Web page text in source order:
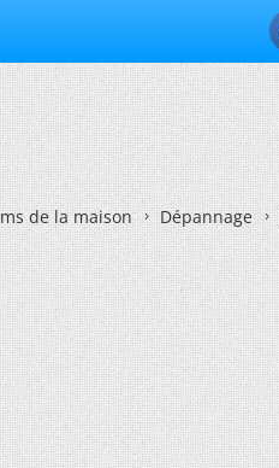
de la maison Dépannage